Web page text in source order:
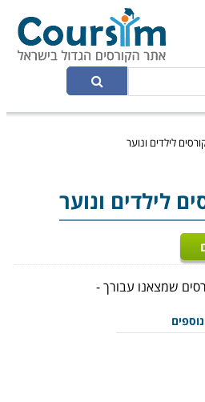
לילדים ונוער
לילדים ונוער
שמצאנו עבורך -